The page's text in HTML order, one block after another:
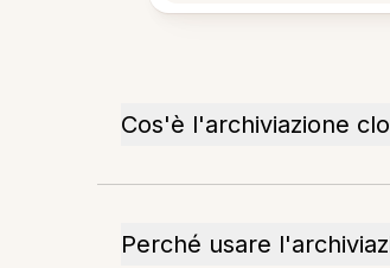
Cos'è l'archiviazione
Perché usare